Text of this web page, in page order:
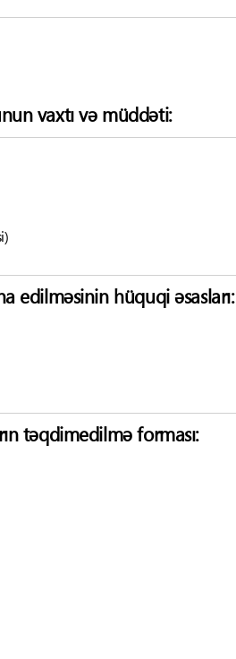
vaxtı və müddəti:
edilməsinin hüquqi əsasları:
təqdimedilmə forması: